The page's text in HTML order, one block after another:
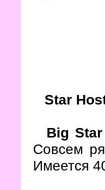
Star
Big
Совсем
Имеется